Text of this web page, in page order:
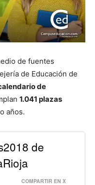
de fuentes
de Educación de
de
1.041 plazas
años.
de
COMPARTIR EN X